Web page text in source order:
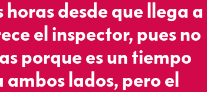
horas desde que llega a
el inspector, pues no
porque es un tiempo
lados, pero el